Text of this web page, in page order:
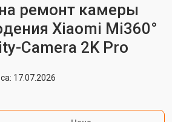
ремонт камеры
Xiaomi Mi360°
Camera 2K Pro
17.07.2026